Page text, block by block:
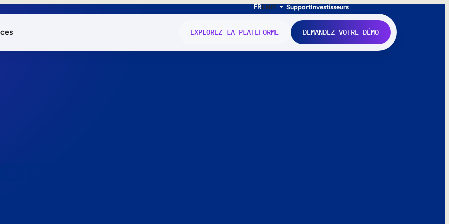
FRENIT SupportInvestisseurs
EXPLOREZ LA PLATEFORME DEMANDEZ VOTRE DÉMO